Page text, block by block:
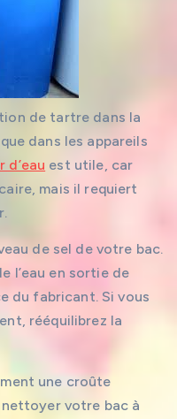
de tartre dans la
dans les appareils
d’eau est utile, car
mais il requiert
de sel de votre bac.
l’eau en sortie de
du fabricant. Si vous
rééquilibrez la
une croûte
votre bac à